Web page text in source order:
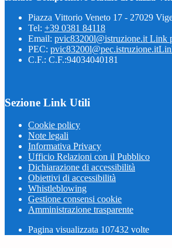
Piazza Vittorio Veneto 17 - 27029
Tel: +39 0381 84118
Email: pvic83200l@istruzione.it Link
PEC: pvic83200l@pec.istruzione.it
C.F.: C.F.:94034040181
Sezione Link Utili
Cookie policy
Note legali
Informativa Privacy
Ufficio Relazioni con il Pubblico
Dichiarazione di accessibilità
Obiettivi di accessibilità
Whistleblowing
Gestione consensi cookie
Amministrazione trasparente
Pagina visualizzata 107432 volte